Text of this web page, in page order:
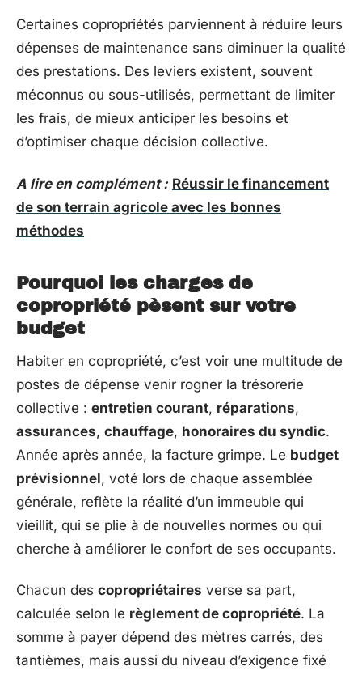
Certaines copropriétés parviennent à réduire leurs
dépenses de maintenance sans diminuer la qualité
des prestations. Des leviers existent, souvent
méconnus ou sous-utilisés, permettant de limiter
les frais, de mieux anticiper les besoins et
d’optimiser chaque décision collective.
A lire en complément : Réussir le financement
de son terrain agricole avec les bonnes
méthodes
Pourquoi les charges de
copropriété pèsent sur votre
budget
Habiter en copropriété, c’est voir une multitude de
postes de dépense venir rogner la trésorerie
collective : entretien courant, réparations,
assurances, chauffage, honoraires du syndic.
Année après année, la facture grimpe. Le budget
prévisionnel, voté lors de chaque assemblée
générale, reflète la réalité d’un immeuble qui
vieillit, qui se plie à de nouvelles normes ou qui
cherche à améliorer le confort de ses occupants.
Chacun des copropriétaires verse sa part,
calculée selon le règlement de copropriété. La
somme à payer dépend des mètres carrés, des
tantièmes, mais aussi du niveau d’exigence fixé